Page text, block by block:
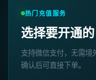
热门充值服务
选择要开通
支持微信支付，无需境
确认后可直接下单。